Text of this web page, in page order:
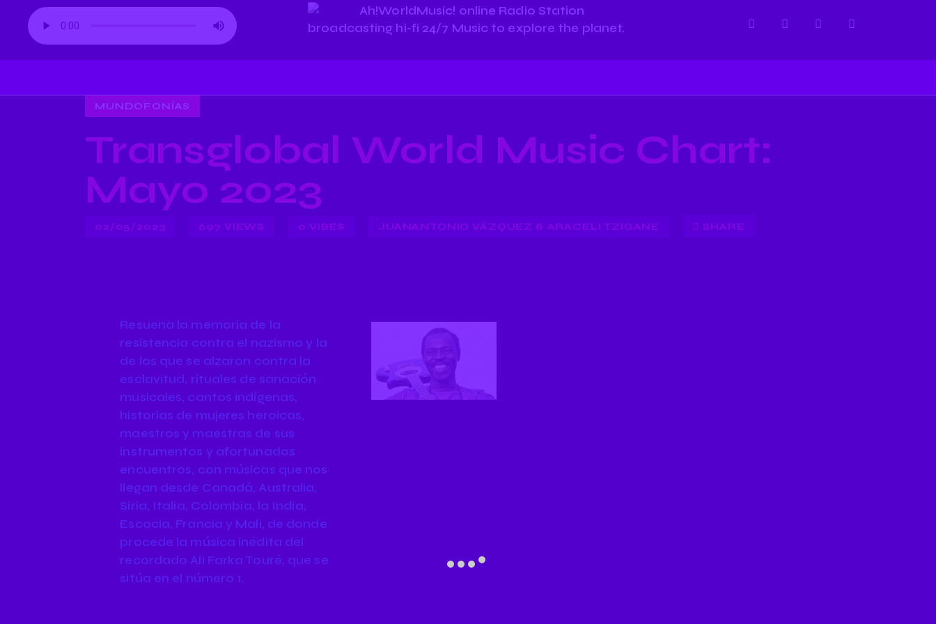
MUNDOFONÍAS
Transglobal World Music Chart:
Mayo 2023
02/05/2023 697 VIEWS 0 VIBES JUANANTONIO VÁZQUEZ & ARACELI TZIGANE SHARE
Resuena la memoria de la
resistencia contra el nazismo y la
de los que se alzaron contra la
esclavitud, rituales de sanación
musicales, cantos indígenas,
historias de mujeres heroicas,
maestros y maestras de sus
instrumentos y afortunados
encuentros, con músicas que nos
llegan desde Canadá, Australia,
Siria, Italia, Colombia, la India,
Escocia, Francia y Mali, de donde
procede la música inédita del
recordado Ali Farka Touré, que se
sitúa en el número 1.